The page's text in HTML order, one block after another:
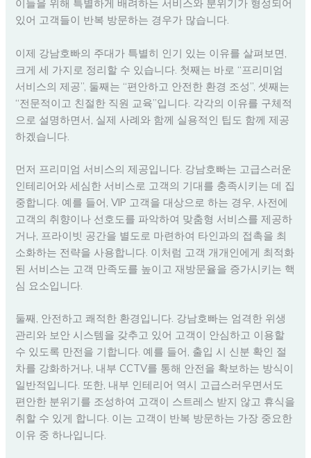
이들을 위해 특별하게 배려하는 서비스와 분위기가 형성되어
있어 고객들이 반복 방문하는 경우가 많습니다.
이제 강남호빠의 주대가 특별히 인기 있는 이유를 살펴보면,
크게 세 가지로 정리할 수 있습니다. 첫째는 바로 “프리미엄
서비스의 제공”, 둘째는 “편안하고 안전한 환경 조성”, 셋째는
“전문적이고 친절한 직원 교육”입니다. 각각의 이유를 구체적
으로 설명하면서, 실제 사례와 함께 실용적인 팁도 함께 제공
하겠습니다.
먼저 프리미엄 서비스의 제공입니다. 강남호빠는 고급스러운
인테리어와 세심한 서비스로 고객의 기대를 충족시키는 데 집
중합니다. 예를 들어, VIP 고객을 대상으로 하는 경우, 사전에
고객의 취향이나 선호도를 파악하여 맞춤형 서비스를 제공하
거나, 프라이빗 공간을 별도로 마련하여 타인과의 접촉을 최
소화하는 전략을 사용합니다. 이처럼 고객 개개인에게 최적화
된 서비스는 고객 만족도를 높이고 재방문율을 증가시키는 핵
심 요소입니다.
둘째, 안전하고 쾌적한 환경입니다. 강남호빠는 엄격한 위생
관리와 보안 시스템을 갖추고 있어 고객이 안심하고 이용할
수 있도록 만전을 기합니다. 예를 들어, 출입 시 신분 확인 절
차를 강화하거나, 내부 CCTV를 통해 안전을 확보하는 방식이
일반적입니다. 또한, 내부 인테리어 역시 고급스러우면서도
편안한 분위기를 조성하여 고객이 스트레스 받지 않고 휴식을
취할 수 있게 합니다. 이는 고객이 반복 방문하는 가장 중요한
이유 중 하나입니다.